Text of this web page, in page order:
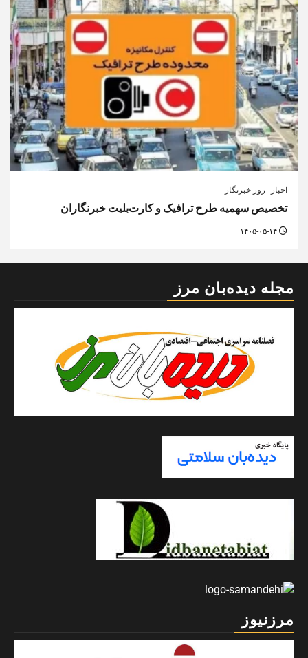
اخبار روز خبرنگار
تخصیص سهمیه طرح ترافیک و کارت‌بلیت خبرنگاران
مجله دیده‌بان مرز
مرزنیوز